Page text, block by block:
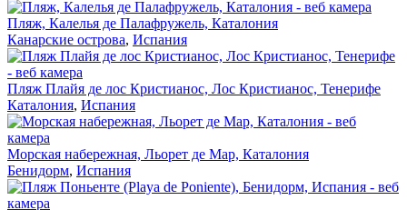
Пляж, Калелья де Палафружель, Каталония
Канарские острова, Испания
Пляж Плайя де лос Кристианос, Лос Кристианос, Тенерифе
Каталония, Испания
Морская набережная, Льорет де Мар, Каталония
Бенидорм, Испания